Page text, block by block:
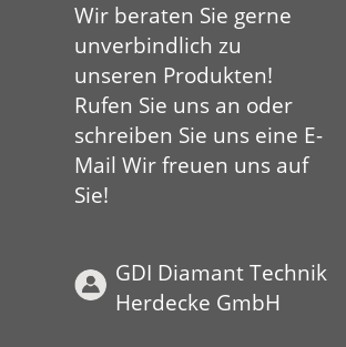
Wir beraten Sie gerne
unverbindlich zu
unseren Produkten!
Rufen Sie uns an oder
schreiben Sie uns eine E-
Mail Wir freuen uns auf
Sie!
GDI Diamant Technik
Herdecke GmbH